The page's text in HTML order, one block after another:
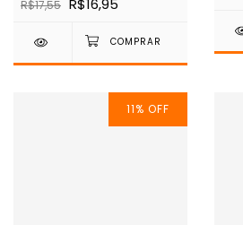
R$17,55 R$16,95
11% OFF